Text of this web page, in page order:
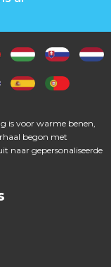
is voor warme benen,
begon met
naar gepersonaliseerde